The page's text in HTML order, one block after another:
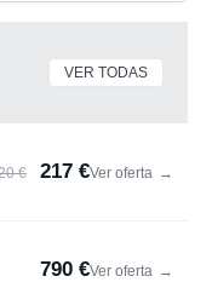
VER TODAS
€ 217 €Ver oferta →
790 €Ver oferta →